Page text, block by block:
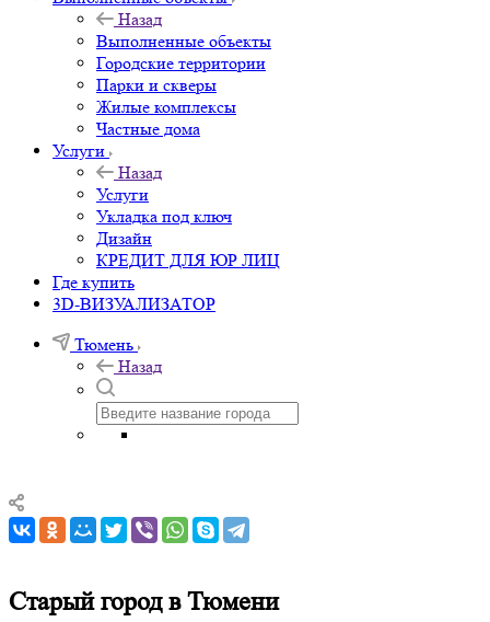
Назад
Выполненные объекты
Городские территории
Парки и скверы
Жилые комплексы
Частные дома
Услуги
Назад
Услуги
Укладка под ключ
Дизайн
КРЕДИТ ДЛЯ ЮР ЛИЦ
Где купить
3D-ВИЗУАЛИЗАТОР
Тюмень
Назад
Старый город в Тюмени